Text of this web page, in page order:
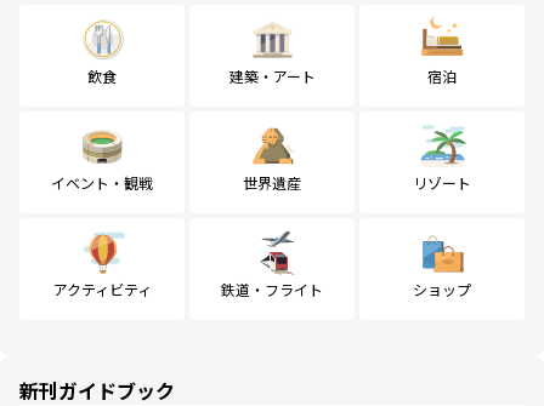
飲食 建築・アート 宿泊
イベント・観戦 世界遺産 リゾート
アクティビティ 鉄道・フライト ショップ
新刊ガイドブック